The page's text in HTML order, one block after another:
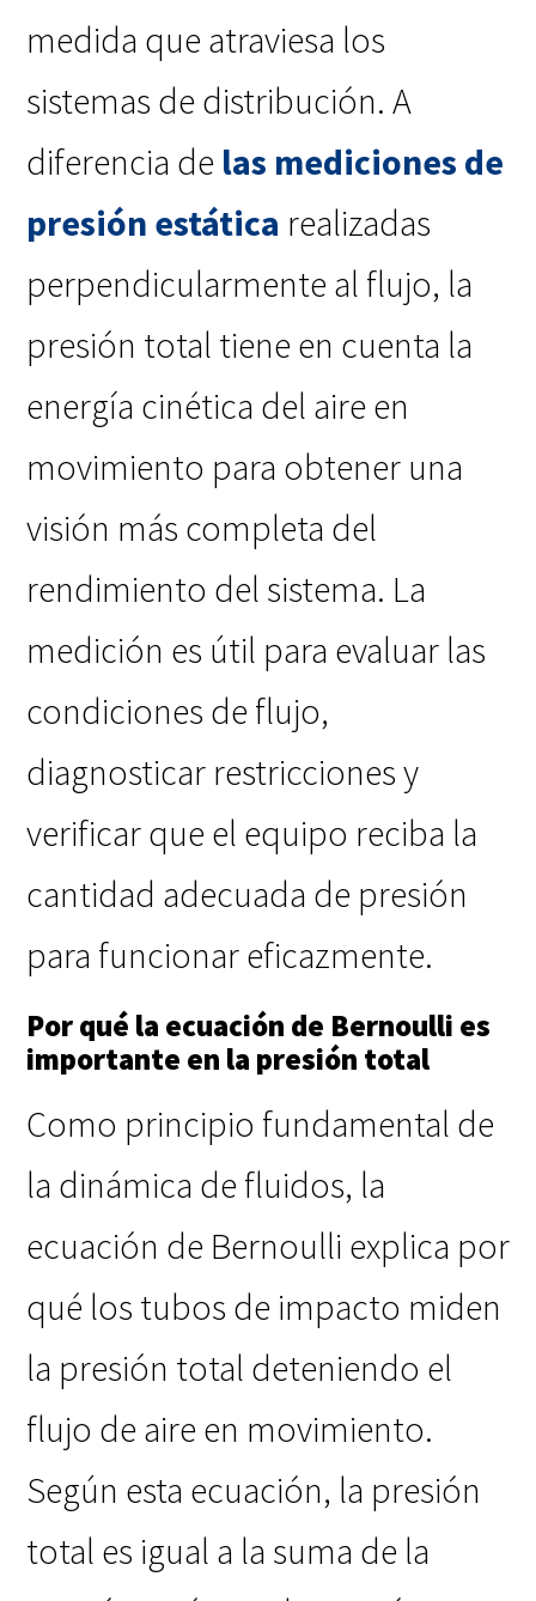
medida que atraviesa los
sistemas de distribución. A
diferencia de las mediciones de
presión estática realizadas
perpendicularmente al flujo, la
presión total tiene en cuenta la
energía cinética del aire en
movimiento para obtener una
visión más completa del
rendimiento del sistema. La
medición es útil para evaluar las
condiciones de flujo,
diagnosticar restricciones y
verificar que el equipo reciba la
cantidad adecuada de presión
para funcionar eficazmente.
Por qué la ecuación de Bernoulli es
importante en la presión total
Como principio fundamental de
la dinámica de fluidos, la
ecuación de Bernoulli explica por
qué los tubos de impacto miden
la presión total deteniendo el
flujo de aire en movimiento.
Según esta ecuación, la presión
total es igual a la suma de la